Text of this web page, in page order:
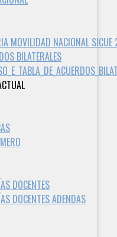
MOVILIDAD NACIONAL
BILATERALES
DOCENTES
DOCENTES ADENDAS